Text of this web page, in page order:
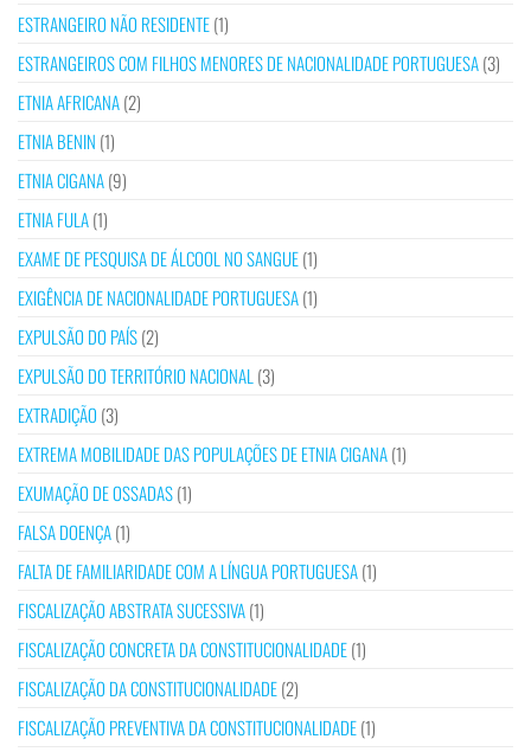
ESTRANGEIRO NÃO RESIDENTE(1)
ESTRANGEIROS COM FILHOS MENORES DE NACIONALIDADE PORTUGUESA(3)
ETNIA AFRICANA(2)
ETNIA BENIN (1)
ETNIA CIGANA(9)
ETNIA FULA(1)
EXAME DE PESQUISA DE ÁLCOOL NO SANGUE(1)
EXIGÊNCIA DE NACIONALIDADE PORTUGUESA(1)
EXPULSÃO DO PAÍS(2)
EXPULSÃO DO TERRITÓRIO NACIONAL (3)
EXTRADIÇÃO (3)
EXTREMA MOBILIDADE DAS POPULAÇÕES DE ETNIA CIGANA(1)
EXUMAÇÃO DE OSSADAS(1)
FALSA DOENÇA(1)
FALTA DE FAMILIARIDADE COM A LÍNGUA PORTUGUESA(1)
FISCALIZAÇÃO ABSTRATA SUCESSIVA(1)
FISCALIZAÇÃO CONCRETA DA CONSTITUCIONALIDADE(1)
FISCALIZAÇÃO DA CONSTITUCIONALIDADE(2)
FISCALIZAÇÃO PREVENTIVA DA CONSTITUCIONALIDADE(1)